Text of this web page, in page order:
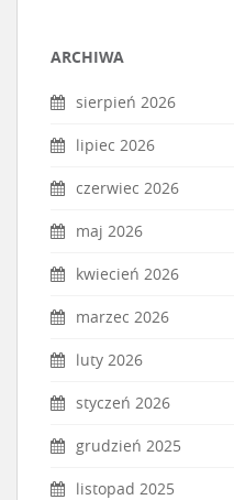
ARCHIWA
sierpień 2026
lipiec 2026
czerwiec 2026
maj 2026
kwiecień 2026
marzec 2026
luty 2026
styczeń 2026
grudzień 2025
listopad 2025